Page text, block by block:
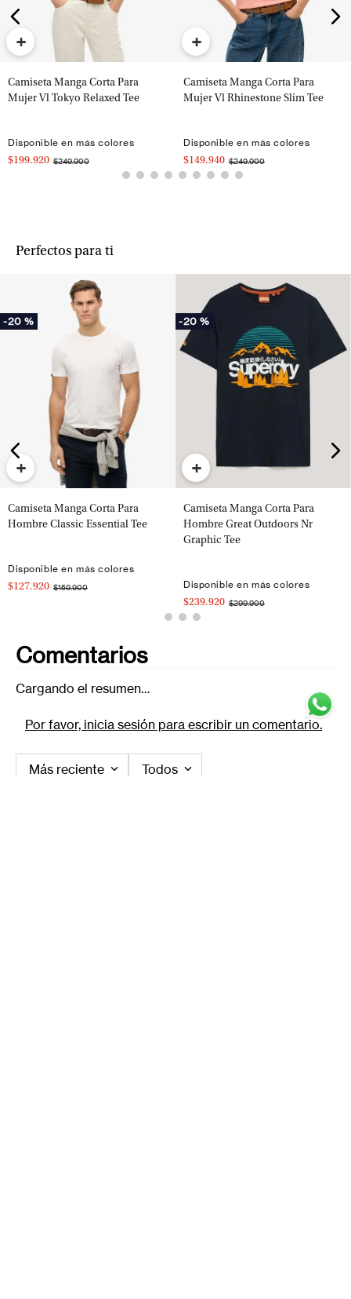
+
Camiseta Manga Corta Para
Mujer Vl Tokyo Relaxed Tee
Disponible en más colores
$199.920 $249.900
+
Camiseta Manga Corta Para
Mujer Vl Rhinestone Slim Tee
Disponible en más colores
$149.940 $249.900
Perfectos para ti
-20 %
+
Camiseta Manga Corta Para
Hombre Classic Essential Tee
Disponible en más colores
$127.920 $159.900
-20 %
+
Camiseta Manga Corta Para
Hombre Great Outdoors Nr
Graphic Tee
Disponible en más colores
$239.920 $299.900
Comentarios
Cargando el resumen…
Por favor, inicia sesión para escribir un comentario.
Más reciente
Todos